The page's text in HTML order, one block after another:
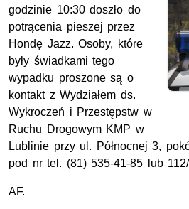
godzinie 10:30 doszło do
potrącenia pieszej przez
Hondę Jazz. Osoby, które
były świadkami tego
wypadku proszone są o
kontakt z Wydziałem ds.
Wykroczeń i Przestępstw w
Ruchu Drogowym KMP w
Lublinie przy ul. Północnej 3,
pod nr tel. (81) 535-41-85 lub
AF.